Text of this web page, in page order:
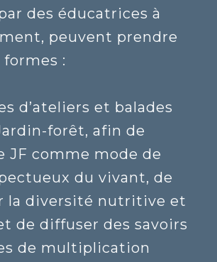
des éducatrices à
peuvent prendre
:
d’ateliers et balades
forêt, afin de
JF comme mode de
du vivant, de
la diversité nutritive et
de diffuser des savoirs
de multiplication